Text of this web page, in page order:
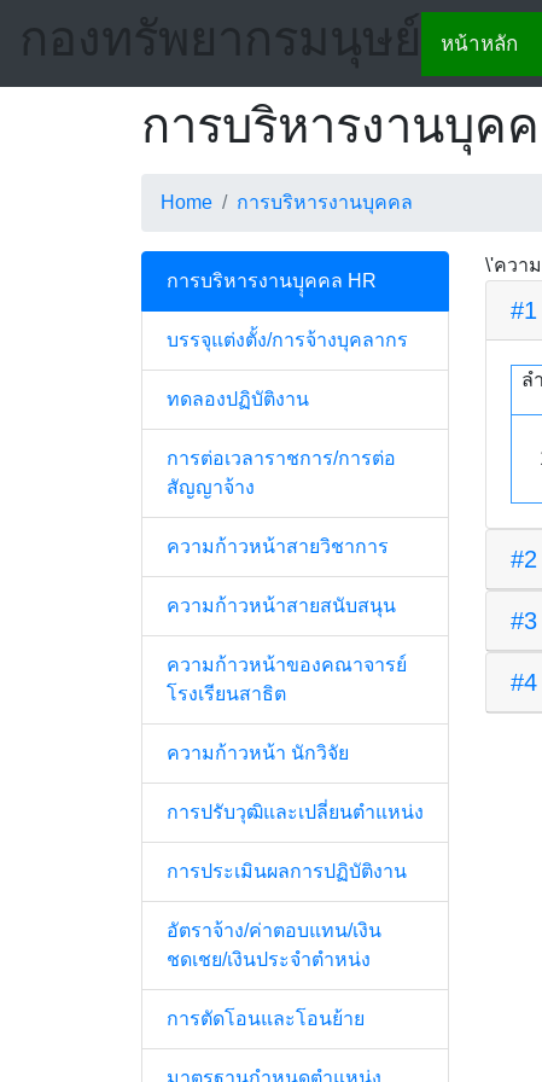
กองทรัพยากรมนุษย์ หน้าหลัก
การบริหารงานบุค
Home การบริหารงานบุคคล
การบริหารงานบุุคคล HR
บรรจุแต่งตั้ง/การจ้างบุคลากร
ทดลองปฏิบัติงาน
การต่อเวลาราชการ/การต่อ
สัญญาจ้าง
ความก้าวหน้าสายวิชาการ
ความก้าวหน้าสายสนับสนุน
ความก้าวหน้าของคณาจารย์
โรงเรียนสาธิต
ความก้าวหน้า นักวิจัย
การปรับวุฒิและเปลี่ยนตำแหน่ง
การประเมินผลการปฏิบัติงาน
อัตราจ้าง/ค่าตอบแทน/เงิน
ชดเชย/เงินประจำตำหน่ง
การตัดโอนและโอนย้าย
มาตรฐานกำหนดตำแหน่ง
\'ควา
ล